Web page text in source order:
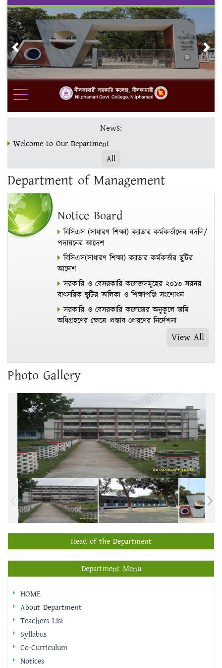
Skip
content
Previous
News:
Welcome to Our Department
ভর্তি ও ফরম পূরণ www.nilgc.eshiksabd.com ওয়েবসাইটে সম্পন্ন
করুন।
মাস্টার্স ফাইনাল ভর্তির শেষ সময় 19/12/23
All
Department of Management
Notice Board
বিসিএস (সাধারণ শিক্ষা) ক্যাডার কর্মকর্তাদের বদলি/
পদায়নের আদেশ
বিসিএস(সাধারণ শিক্ষা) ক্যাডার কর্মকর্তার ছুটির
আদেশ
সরকারি ও বেসরকারি কলেজসমূহের ২০১৩ সরনর
বাৎসরিক ছুটির তালিকা ও শিক্ষাপঞ্জি সংশোধন
সরকারি ও বেসরকারি কলেজের অনুকূলে জমি
অধিগ্রহণের ক্ষেত্রে প্রস্তাব প্রেরণের নির্দেশনা
View All
Photo Gallery
Head of the Department
Department Menu
HOME
About Department
Teachers List
Syllabus
Co-Curriculum
Notices